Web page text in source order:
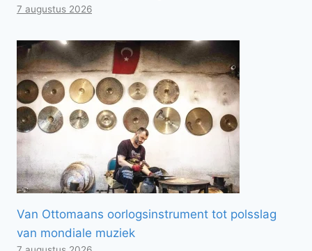
7 augustus 2026
Van Ottomaans oorlogsinstrument tot polsslag
van mondiale muziek